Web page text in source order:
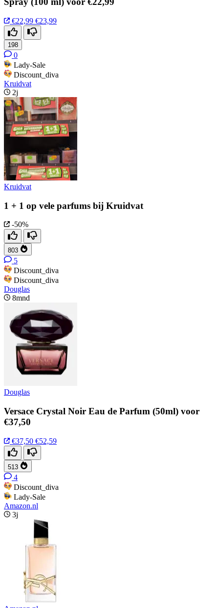
€22,99 €23,99
198
0
Lady-Sale
Discount_diva
Kruidvat
2j
Kruidvat
1 + 1 op vele parfums bij Kruidvat
-50%
803
5
Discount_diva
Discount_diva
Douglas
8mnd
Douglas
Versace Crystal Noir Eau de Parfum (50ml) voor
€37,50
€37,50 €52,59
513
4
Discount_diva
Lady-Sale
Amazon.nl
3j